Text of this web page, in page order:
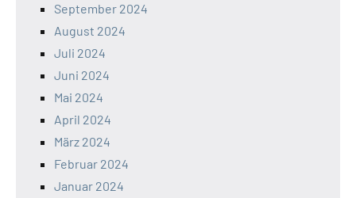
September 2024
August 2024
Juli 2024
Juni 2024
Mai 2024
April 2024
März 2024
Februar 2024
Januar 2024